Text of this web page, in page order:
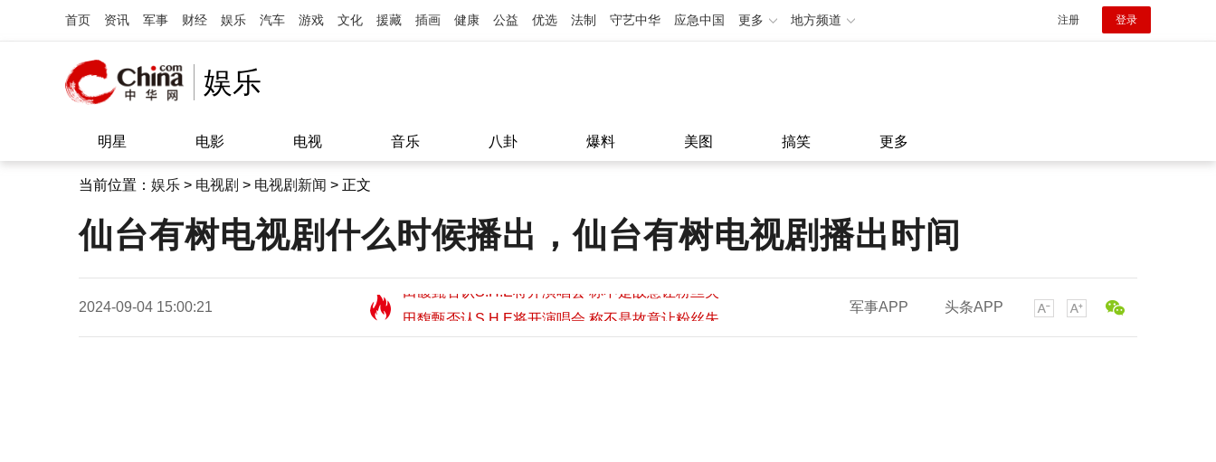
首页 资讯 军事 财经 娱乐 汽车 游戏 文化 援藏 插画 健康 公益 优选 法制 守艺中华 应急中国 更多 地方频道 注册 登录
娱乐
明星 电影 电视 音乐 八卦 爆料 美图 搞笑 更多
当前位置： 娱乐 > 电视剧 > 电视剧新闻 > 正文
仙台有树电视剧什么时候播出，仙台有树电视剧播出时间
2024-09-04 15:00:21
望11:08
田馥甄否认S.H.E将开演唱会 称不是故意让粉丝失
军事APP 头条APP